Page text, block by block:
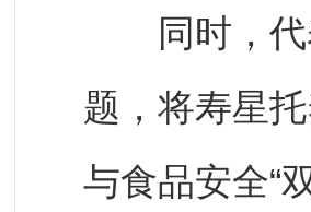
同时，代
题，将寿星
与食品安全“